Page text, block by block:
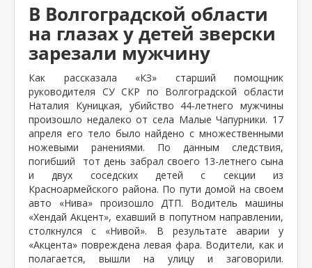
В Волгоградской области
на глазах у детей зверски
зарезали мужчину
Как рассказала «КЗ» старший помощник
руководителя СУ СКР по Волгоградской области
Наталия Куницкая, убийство 44-летнего мужчины
произошло недалеко от села Малые Чапурники. 17
апреля его тело было найдено с множественными
ножевыми ранениями. По данным следствия,
погибший
тот день забрал своего 13-летнего сына
и двух соседских детей с секции из
Красноармейского района. По пути домой на своем
авто «Нива» произошло ДТП. Водитель машины
«Хендай Акцент», ехавший в попутном направлении,
столкнулся с «Нивой». В результате аварии у
«Акцента» повреждена левая фара. Водители, как и
полагается, вышли на улицу и заговорили.